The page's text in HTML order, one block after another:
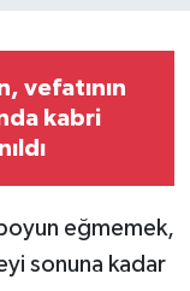
vefatının
kabri
eğmemek,
sonuna kadar